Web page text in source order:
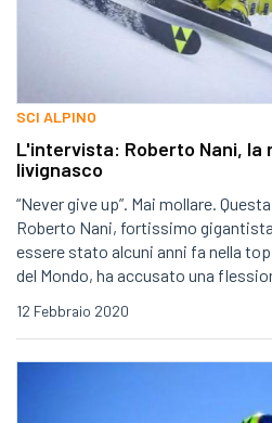
SCI ALPINO
L'intervista: Roberto Nani,
livignasco
“Never give up”. Mai mollare.
Roberto Nani, fortissimo
essere stato alcuni anni fa nella
del Mondo, ha accusato una
12 Febbraio 2020